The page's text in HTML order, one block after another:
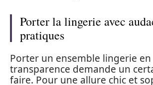
Porter la lingerie avec
pratiques
Porter un ensemble lingerie en
transparence demande un
faire. Pour une allure chic et